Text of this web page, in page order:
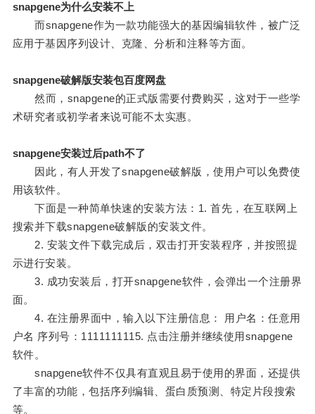
snapgene为什么安装不上
而snapgene作为一款功能强大的基因编辑软件，被广泛
应用于基因序列设计、克隆、分析和注释等方面。
snapgene破解版安装包百度网盘
然而，snapgene的正式版需要付费购买，这对于一些学
术研究者或初学者来说可能不太实惠。
snapgene安装过后path不了
因此，有人开发了snapgene破解版，使用户可以免费使
用该软件。
下面是一种简单快速的安装方法：1. 首先，在互联网上
搜索并下载snapgene破解版的安装文件。
2. 安装文件下载完成后，双击打开安装程序，并按照提
示进行安装。
3. 成功安装后，打开snapgene软件，会弹出一个注册界
面。
4. 在注册界面中，输入以下注册信息： 用户名：任意用
户名 序列号：1111111115. 点击注册并继续使用snapgene
软件。
snapgene软件不仅具有直观且易于使用的界面，还提供
了丰富的功能，包括序列编辑、蛋白质预测、特定片段搜索
等。